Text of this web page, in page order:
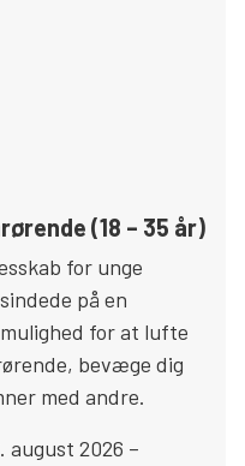
(18 – 35 år)
for unge
på en
for at lufte
bevæge dig
med andre.
august 2026 –